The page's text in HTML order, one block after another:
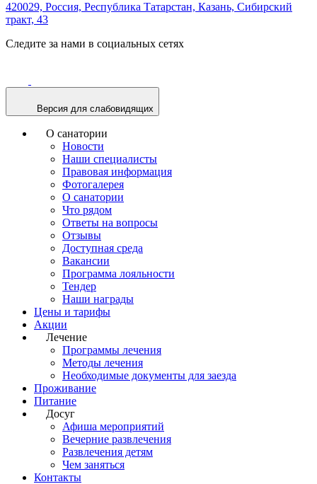
420029, Россия, Республика Татарстан, Казань, Сибирский
тракт, 43
Следите за нами в социальных сетях
Версия для слабовидящих
О санатории
Новости
Наши специалисты
Правовая информация
Фотогалерея
О санатории
Что рядом
Ответы на вопросы
Отзывы
Доступная среда
Вакансии
Программа лояльности
Тендер
Наши награды
Цены и тарифы
Акции
Лечение
Программы лечения
Методы лечения
Необходимые документы для заезда
Проживание
Питание
Досуг
Афиша мероприятий
Вечерние развлечения
Развлечения детям
Чем заняться
Контакты